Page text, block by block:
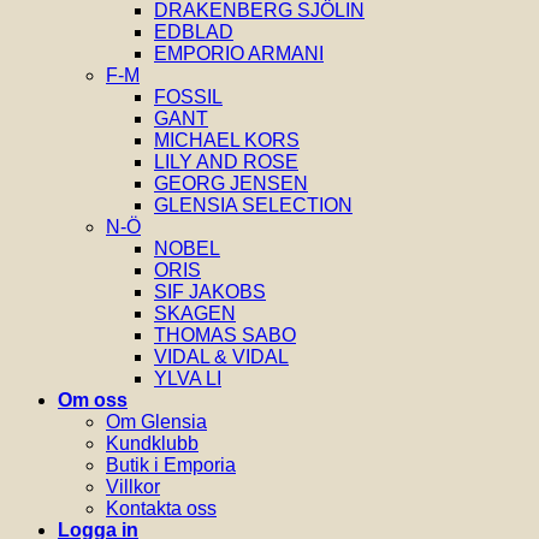
DRAKENBERG SJÖLIN
EDBLAD
EMPORIO ARMANI
F-M
FOSSIL
GANT
MICHAEL KORS
LILY AND ROSE
GEORG JENSEN
GLENSIA SELECTION
N-Ö
NOBEL
ORIS
SIF JAKOBS
SKAGEN
THOMAS SABO
VIDAL & VIDAL
YLVA LI
Om oss
Om Glensia
Kundklubb
Butik i Emporia
Villkor
Kontakta oss
Logga in